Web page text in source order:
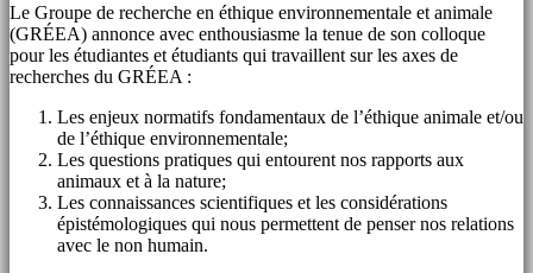
Le Groupe de recherche en éthique environnementale et animale
(GRÉEA) annonce avec enthousiasme la tenue de son colloque
pour les étudiantes et étudiants qui travaillent sur les axes de
recherches du GRÉEA :
Les enjeux normatifs fondamentaux de l’éthique animale et/ou
de l’éthique environnementale;
Les questions pratiques qui entourent nos rapports aux
animaux et à la nature;
Les connaissances scientifiques et les considérations
épistémologiques qui nous permettent de penser nos relations
avec le non humain.